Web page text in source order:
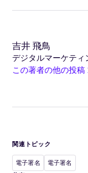
吉井 飛鳥
デジタルマーケテ
この著者の他の投稿
関連トピック
電子署名
電子署名